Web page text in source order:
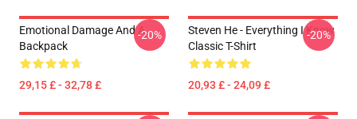
Emotional Damage And A
Backpack
29,15 £ - 32,78 £
-20%
Steven He - Everything I Know
Classic T-Shirt
20,93 £ - 24,09 £
-20%